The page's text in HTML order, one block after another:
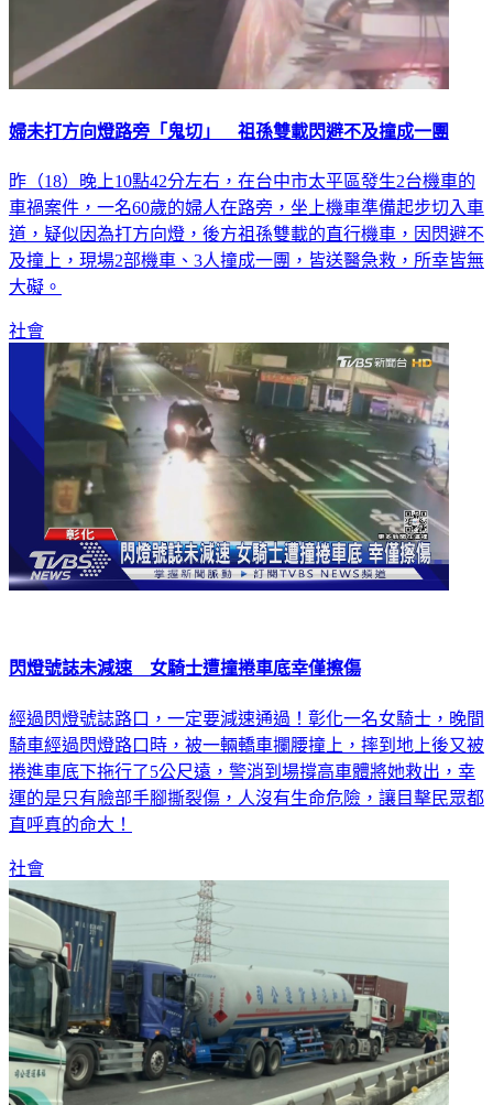
婦未打方向燈路旁「鬼切」 祖孫雙載閃避不及撞成一團
昨（18）晚上10點42分左右，在台中市太平區發生2台機車的
車禍案件，一名60歲的婦人在路旁，坐上機車準備起步切入車
道，疑似因為打方向燈，後方祖孫雙載的直行機車，因閃避不
及撞上，現場2部機車、3人撞成一團，皆送醫急救，所幸皆無
大礙。
社會
閃燈號誌未減速 女騎士遭撞捲車底幸僅擦傷
經過閃燈號誌路口，一定要減速通過！彰化一名女騎士，晚間
騎車經過閃燈路口時，被一輛轎車攔腰撞上，摔到地上後又被
捲進車底下拖行了5公尺遠，警消到場撐高車體將她救出，幸
運的是只有臉部手腳撕裂傷，人沒有生命危險，讓目擊民眾都
直呼真的命大！
社會